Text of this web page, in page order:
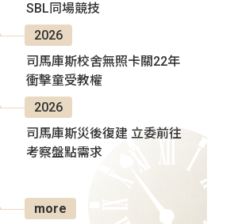
SBL同場競技
2026
司馬庫斯校舍無照卡關22年
衝擊童受教權
2026
司馬庫斯災後復建 立委前往
考察盤點需求
more